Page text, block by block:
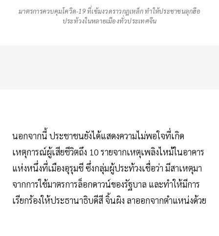
มาตรการควบคุมโควิด-19 ที่เข้มงวดราวกฎเหล็ก ทำให้ประชาชนลุกฮือ
ประท้วงในหลายเมืองทั่วประเทศจีน
นอกจากนี้ ประชาชนยังได้แสดงความไม่พอใจที่เกิด
เหตุการณ์ผู้เสียชีวิตถึง 10 รายจากเหตุเพลิงไหม้ในอาคาร
แห่งหนึ่งที่เมืองอุรุมชี ซึ่งกลุ่มผู้ประท้วงเชื่อว่า มีสาเหตุมา
จากการใช้มาตรการล็อกดาวน์ของรัฐบาล และทำให้มีการ
เรียกร้องให้ประธานาธิบดีสี จิ้นผิง ลาออกจากตำแหน่งด้วย